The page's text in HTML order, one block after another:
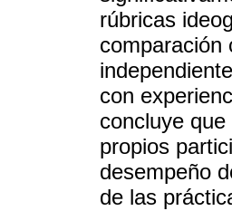
rúbricas
comparación
con
concluye
propios
desempeño
de las